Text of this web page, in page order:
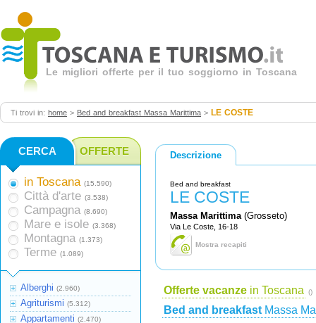
Le migliori offerte per il tuo soggiorno in Toscana
Ti trovi in: home > Bed and breakfast Massa Marittima > LE COSTE
Descrizione
Bed and breakfast
LE COSTE
Massa Marittima(Grosseto)
Via Le Coste, 16-18
Mostra recapiti
Offerte vacanze in Toscana ()
Bed and breakfast Massa
CERCA OFFERTE
in Toscana (15.590)
Città d'arte (3.538)
Campagna (8.690)
Mare e isole (3.368)
Montagna (1.373)
Terme (1.089)
Alberghi (2.960)
Agriturismi (5.312)
Appartamenti (2.470)